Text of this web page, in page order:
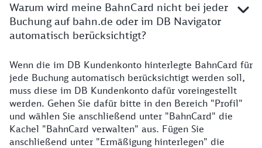
Warum wird meine BahnCard nicht bei jeder
Buchung auf bahn.de oder im DB Navigator
automatisch berücksichtigt?
Wenn die im DB Kundenkonto hinterlegte BahnCard für
jede Buchung automatisch berücksichtigt werden soll,
muss diese im DB Kundenkonto dafür voreingestellt
werden. Gehen Sie dafür bitte in den Bereich "Profil"
und wählen Sie anschließend unter "BahnCard" die
Kachel "BahnCard verwalten" aus. Fügen Sie
anschließend unter "Ermäßigung hinterlegen" die